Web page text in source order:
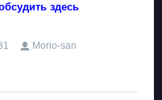
здесь
Morio-san